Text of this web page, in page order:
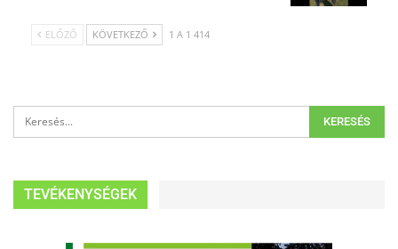
ELŐZŐ KÖVETKEZŐ 1 A 1 414
TEVÉKENYSÉGEK